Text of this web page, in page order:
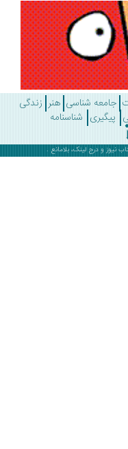
شناسی هنر زندگی
شناسنامه
لینک، بلامانع .